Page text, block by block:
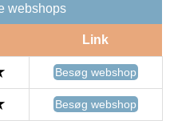
webshops
Link
Besøg webshop
Besøg webshop